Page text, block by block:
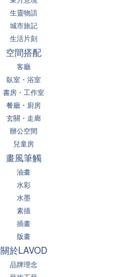
生靈物語
城市旅記
生活片刻
空間搭配
客廳
臥室・浴室
書房・工作室
餐廳・廚房
玄關・走廊
辦公空間
兒童房
畫風筆觸
油畫
水彩
水墨
素描
插畫
版畫
關於LAVOD
品牌理念